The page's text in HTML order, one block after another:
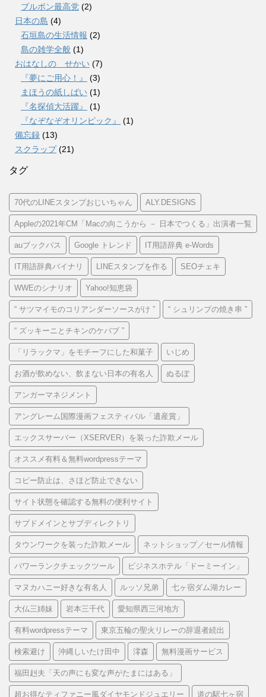
ブルボン最高党 (2)
日本の島 (4)
石垣島の生活情報 (2)
島の雑学全般 (1)
おはなしの せかい (7)
『夢にご用心！』
(3)
まほうの紙しばい (1)
『名探偵大活躍』
(1)
『なぞなぞオリンピック』
(1)
備忘録 (13)
スクラップ(21)
タグ
70代のLINEスタンプおじいちゃん ALY.DESIGNS
Appleの2021年CM「Macの向こうから － 日本でつくる」出演者一覧
auブックパス Google トレンド IT用語辞典 e-Words
IT用語辞典バイナリ LINEスタンプを作る SEOチェキ
WWEのシナリオ Yahoo!知恵袋
“ サツマイモのコリアンダーソースがけ ” “ シュリンプの焼き串 ”
“ ズッキーニとチキンのケバブ ”
「リラックマ」をモチーフにした和菓子 いじめ
お酒が飲めない、飲まない日本の有名人 ぬるぽ
アンガーマネジメント
アングレーム国際漫画フェスティバル「遺産賞」
エックスサーバー（XSERVER）を装った詐欺メール
オススメ有料＆無料wordpressテーマ
コピー防止は、さほど防止できない
サイト状態を確認する無料の便利サイト
サブドメインとサブディレクトリ
タウンワークを装った詐欺メール ネットショップ／セール情報
パワーランクチェックツール ビジネスホテル「ドーミーイン」
マヌカハニー好きな有名人 ルッソ兄弟 七ヶ宿ダム湖カレー
大仏三姉妹 岩本三千代 愛知県西三河地方
有料wordpressテーマ 東京五輪の聖火リレーの辞退者続出
検索避け 沖縄しいたけ田中 澪森 無料漫画サービス
福田赳夫「天の声にも変な声がたまにはある」
超お得なティファニー風ダイヤモンドジュエリー 道の駅七ヶ宿